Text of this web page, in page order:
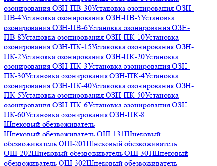
озонирования ОЗН-ПВ-30Установка озонирования ОЗН-
ПВ-4Установка озонирования ОЗН-ПВ-5Установка
озонирования ОЗН-ПВ-6Установка озонирования ОЗН-
ПВ-8Установка озонирования ОЗН-ПК-10Установка
озонирования ОЗН-ПК-15Установка озонирования ОЗН-
ПК-2Установка озонирования ОЗН-ПК-20Установка
озонирования ОЗН-ПК-3Установка озонирования ОЗН-
ПК-30Установка озонирования ОЗН-ПК-4Установка
озонирования ОЗН-ПК-40Установка озонирования ОЗН-
ПК-5Установка озонирования ОЗН-ПК-50Установка
озонирования ОЗН-ПК-6Установка озонирования ОЗН-
ПК-60Установка озонирования ОЗН-ПК-8
Шнековый обезвоживатель
Шнековый обезвоживатель ОШ-131Шнековый
обезвоживатель ОШ-201Шнековый обезвоживатель
ОШ-202Шнековый обезвоживатель ОШ-301Шнековый
обезвоживатель ОШ-302Шнековый обезвоживатель